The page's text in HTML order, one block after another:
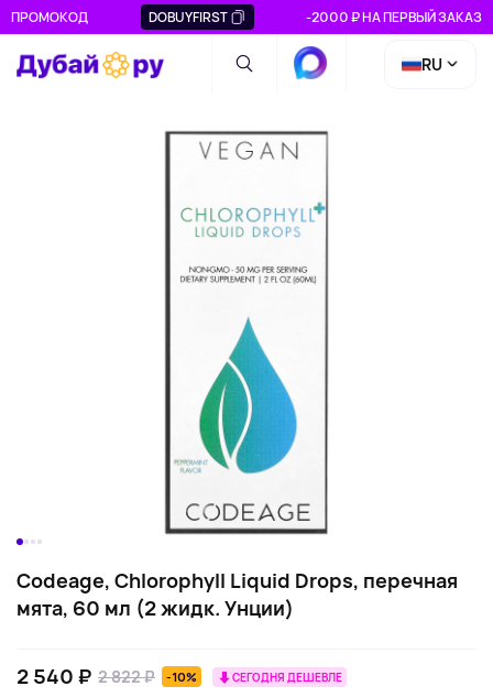
ПРОМОКОД DOBUYFIRST -2000 ₽ НА ПЕРВЫЙ ЗАКАЗ
RU
Codeage, Chlorophyll Liquid Drops, перечная
мята, 60 мл (2 жидк. Унции)
2 540 ₽ 2 822 ₽ -10% СЕГОДНЯ ДЕШЕВЛЕ